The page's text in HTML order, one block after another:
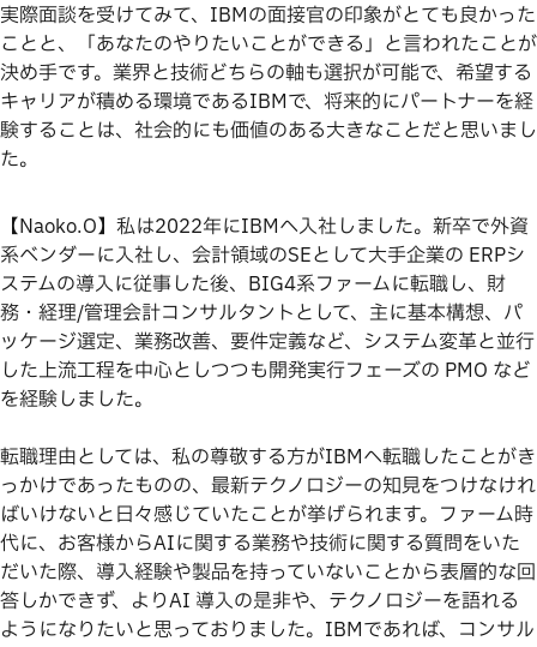
実際面談を受けてみて、IBMの面接官の印象がとても良かった
ことと、「あなたのやりたいことができる」と言われたことが
決め手です。業界と技術どちらの軸も選択が可能で、希望する
キャリアが積める環境であるIBMで、将来的にパートナーを経
験することは、社会的にも価値のある大きなことだと思いまし
た。
【Naoko.O】私は2022年にIBMへ入社しました。新卒で外資
系ベンダーに入社し、会計領域のSEとして大手企業の ERPシ
ステムの導入に従事した後、BIG4系ファームに転職し、財
務・経理/管理会計コンサルタントとして、主に基本構想、パ
ッケージ選定、業務改善、要件定義など、システム変革と並行
した上流工程を中心としつつも開発実行フェーズの PMO など
を経験しました。
転職理由としては、私の尊敬する方がIBMへ転職したことがき
っかけであったものの、最新テクノロジーの知見をつけなけれ
ばいけないと日々感じていたことが挙げられます。ファーム時
代に、お客様からAIに関する業務や技術に関する質問をいた
だいた際、導入経験や製品を持っていないことから表層的な回
答しかできず、よりAI 導入の是非や、テクノロジーを語れる
ようになりたいと思っておりました。IBMであれば、コンサル